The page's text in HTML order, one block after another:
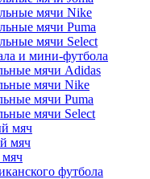
мячи Nike
мячи Puma
мячи Select
и мини-футбола
мячи Adidas
мячи Nike
мячи Puma
мячи Select
мяч
мяч
футбола